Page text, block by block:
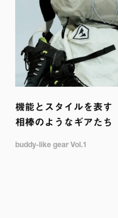
機能とスタイルを表す
相棒のようなギアたち
buddy-like gear Vol.1